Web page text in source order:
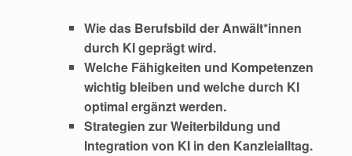
Wie das Berufsbild der Anwält*innen
durch KI geprägt wird.
Welche Fähigkeiten und Kompetenzen
wichtig bleiben und welche durch KI
optimal ergänzt werden.
Strategien zur Weiterbildung und
Integration von KI in den Kanzleialltag.